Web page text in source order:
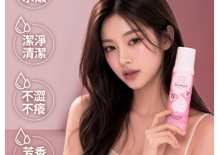
NT$60/pesanan | Penghantaran percuma untuk pesanan
NT$999 atau lebih
付款後711取貨運費
NT$60/pesanan | Penghantaran percuma untuk pesanan
NT$999 atau lebih
宅配
NT$90/pesanan | Penghantaran percuma untuk pesanan
NT$1,200 atau lebih
離島宅配
NT$280/pesanan